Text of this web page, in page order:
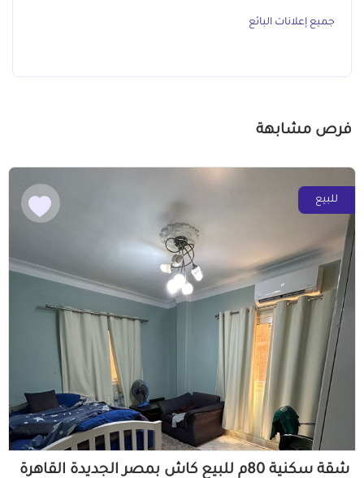
جميع إعلانات البائع
فرص مشابهة
للبيع
شقة سكنية 80م للبيع كاش بمصر الجديدة القاهرة